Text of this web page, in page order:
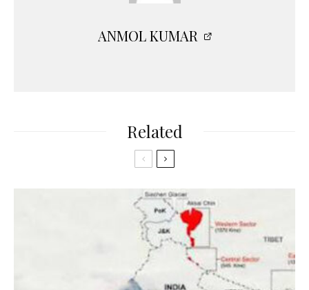
ANMOL KUMAR
Related